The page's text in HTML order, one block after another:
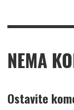
NEMA
Ostavite